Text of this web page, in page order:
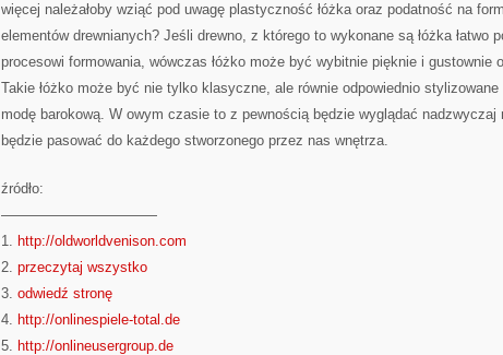
więcej należałoby wziąć pod uwagę plastyczność łóżka oraz podatność na
elementów drewnianych? Jeśli drewno, z którego to wykonane są łóżka łatwo
procesowi formowania, wówczas łóżko może być wybitnie pięknie i gustownie
Takie łóżko może być nie tylko klasyczne, ale równie odpowiednio stylizowane
modę barokową. W owym czasie to z pewnością będzie wyglądać nadzwyczaj
będzie pasować do każdego stworzonego przez nas wnętrza.
źródło:
———————————
1. http://oldworldvenison.com
2. przeczytaj wszystko
3. odwiedź stronę
4. http://onlinespiele-total.de
5. http://onlineusergroup.de